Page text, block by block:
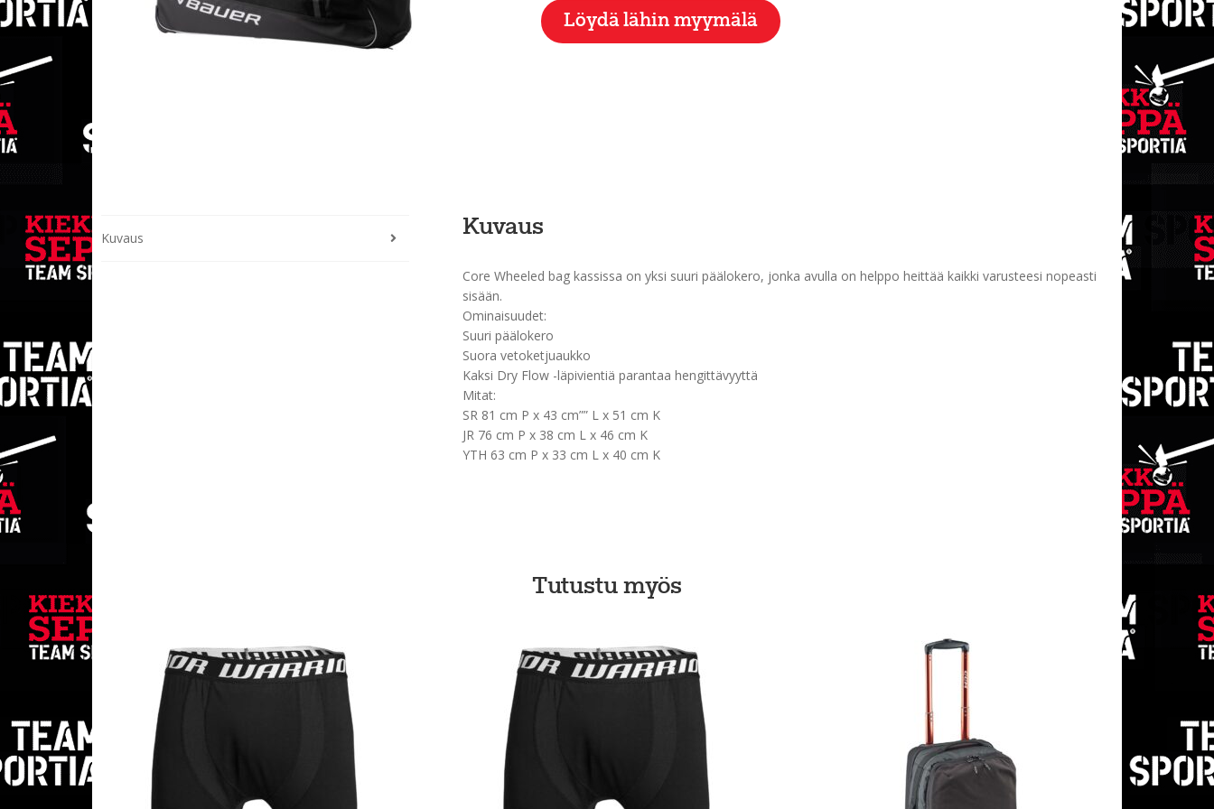
Löydä lähin myymälä
Kuvaus Kuvaus
Core Wheeled bag kassissa on yksi suuri päälokero, jonka avulla on helppo heittää kaikki varusteesi nopeasti
sisään.
Ominaisuudet:
Suuri päälokero
Suora vetoketjuaukko
Kaksi Dry Flow -läpivientiä parantaa hengittävyyttä
Mitat:
SR 81 cm P x 43 cm”” L x 51 cm K
JR 76 cm P x 38 cm L x 46 cm K
YTH 63 cm P x 33 cm L x 40 cm K
Tutustu myös